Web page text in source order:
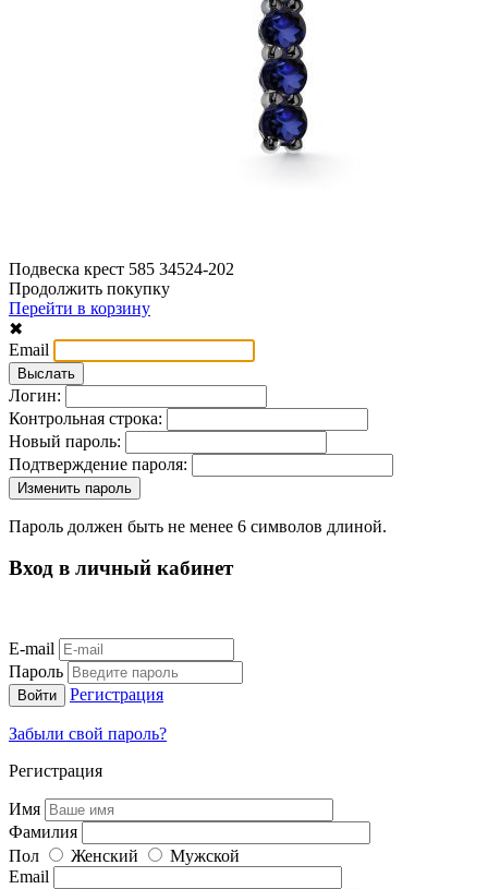
Подвеска крест 585 34524-202
Продолжить покупку
Перейти в корзину
✖
Email
Логин:
Контрольная строка:
Новый пароль:
Подтверждение пароля:
Пароль должен быть не менее 6 символов длиной.
Вход в личный кабинет
E-mail
Пароль
Регистрация
Забыли свой пароль?
Регистрация
Имя
Фамилия
Пол
Женский
Мужской
Email